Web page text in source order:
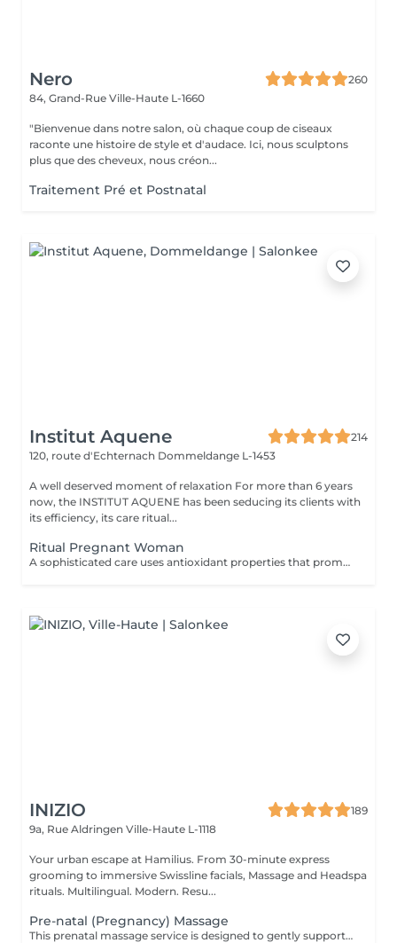
Nero
260
84, Grand-Rue Ville-Haute L-1660
"Bienvenue dans notre salon, où chaque coup de ciseaux
raconte une histoire de style et d'audace. Ici, nous sculptons
plus que des cheveux, nous créon...
Traitement Pré et Postnatal
Institut Aquene
214
120, route d'Echternach Dommeldange L-1453
A well deserved moment of relaxation For more than 6 years
now, the INSTITUT AQUENE has been seducing its clients with
its efficiency, its care ritual...
Ritual Pregnant Woman
A sophisticated care uses antioxidant properties that promote lymphatic draining, reinforcing the circulation and providing a sensation of pleasure and wellbeing. A moment of total relaxation between mother and baby, leaving your skin incredibly soft and comfortable. scrub + body wrap anti stretchmark + specific massage
INIZIO
189
9a, Rue Aldringen Ville-Haute L-1118
Your urban escape at Hamilius. From 30-minute express
grooming to immersive Swissline facials, Massage and Headspa
rituals. Multilingual. Modern. Resu...
Pre-natal (Pregnancy) Massage
This prenatal massage service is designed to gently support you through pregnancy with safe, specialized techniques that relieve back, hip, and leg tension while calming your nervous system. Each session focuses on improving circulation, easing swelling, and creating deep relaxation so you can sleep better and feel more comfortable as your body changes. Using adapted positions and cushions, the massage keeps both you and your baby well supported, offering a soothing break from everyday stress and pregnancy-related discomfort. Key benefits: Reduces stress, anxiety and muscle tennsion Helps relieve common pregnancy aches like back pain, hip discomfort,leg cramps Improves circulation and lymphatic drainage Supports better sleep